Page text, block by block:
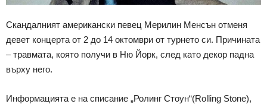
Скандалният американски певец Мерилин Менсън отменя
девет концерта от 2 до 14 октомври от турнето си. Причината
– травмата, която получи в Ню Йорк, след като декор падна
върху него.
Информацията е на списание „Ролинг Стоун“(Rolling Stone),